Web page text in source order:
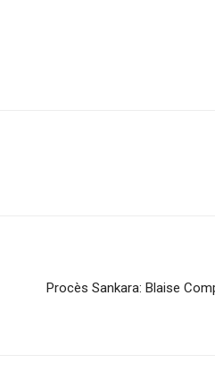
Procès Sankara: Blaise